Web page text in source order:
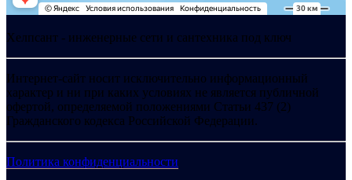
Хелпсант - инженерные сети и сантехника под ключ
Интернет-сайт носит исключительно информационный
характер и ни при каких условиях не является публичной
офертой, определяемой положениями Статьи 437 (2)
Гражданского кодекса Российской Федерации.
Политика конфиденциальности